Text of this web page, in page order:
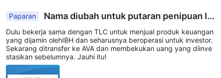
Paparan
Nama diubah untuk putaran penipuan lai
nnya
Dulu bekerja sama dengan TLC untuk menjual produk keuangan
yang dijamin olehIBH dan seharusnya beroperasi untuk investor.
Sekarang ditransfer ke AVA dan membekukan uang yang diinve
stasikan sebelumnya. Jauhi itu!